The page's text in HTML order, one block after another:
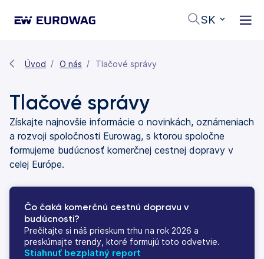
SK
Úvod O nás Tlačové správy
Tlačové správy
Získajte najnovšie informácie o novinkách, oznámeniach
a rozvoji spoločnosti Eurowag, s ktorou spoločne
formujeme budúcnosť komerčnej cestnej dopravy v
celej Európe.
Čo čaká komerčnú cestnú dopravu v
budúcnosti?
Prečítajte si náš prieskum trhu na rok 2026 a
preskúmajte trendy, ktoré formujú toto odvetvie.
Stiahnuť bezplatný report